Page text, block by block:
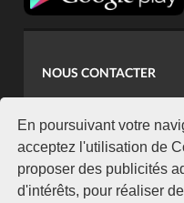
En poursuivant votre
acceptez l'utilisation de
proposer des publicités
d'intérêts, pour réaliser
NOUS CONTACTER
koaci@yahoo.fr
+225 07 08 85